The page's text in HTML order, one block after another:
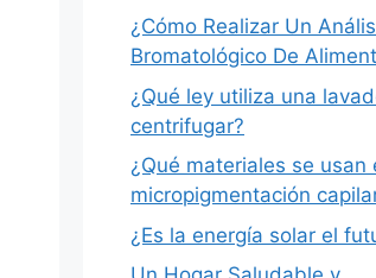
¿Cómo Realizar Un
Bromatológico De
¿Qué ley utiliza una
centrifugar?
¿Qué materiales se usan
micropigmentación
¿Es la energía solar el